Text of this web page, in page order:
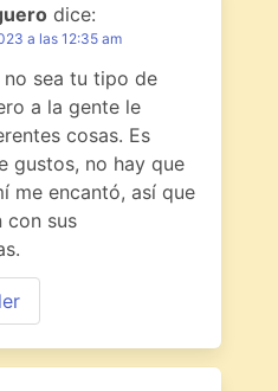
dice:
a las 12:35 am
no sea tu tipo de
a la gente le
cosas. Es
gustos, no hay que
me encantó, así que
con sus